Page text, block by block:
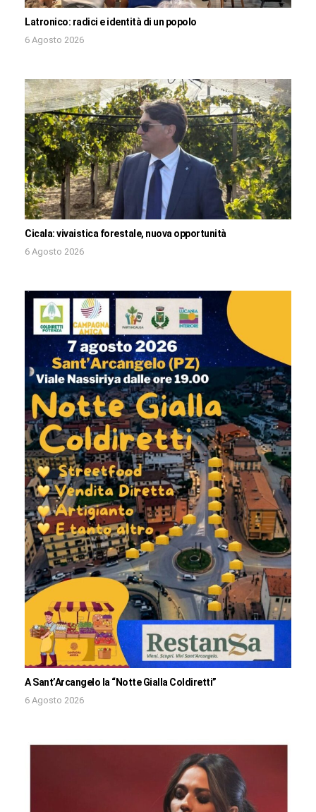
Latronico: radici e identità di un popolo
6 Agosto 2026
Cicala: vivaistica forestale, nuova opportunità
6 Agosto 2026
A Sant’Arcangelo la “Notte Gialla Coldiretti”
6 Agosto 2026